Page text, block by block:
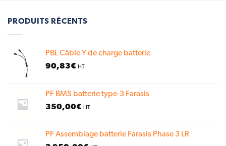
PRODUITS RÉCENTS
PBL Câble Y de charge batterie
90,83€ HT
PF BMS batterie type-3 Farasis
350,00€ HT
PF Assemblage batterie Farasis Phase 3 LR